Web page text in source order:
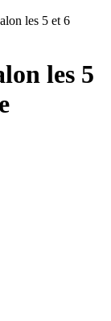
les 5 et 6
les 5